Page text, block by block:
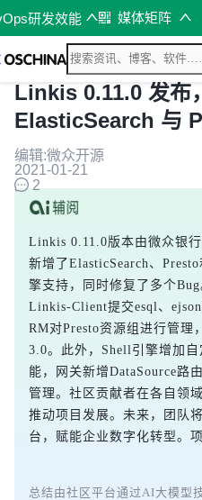
研发效能 媒体矩阵
Linkis 0.11.0 发布
ElasticSearch 与
编辑:微众开源
2021-01-21
2
Linkis 0.11.0版本由微众银行
新增了ElasticSearch、
擎支持，同时修复了多个
Linkis-Client提交esql、
RM对Presto资源组进行管理
3.0。此外，Shell引擎增加
能，网关新增DataSource路
管理。社区贡献者在各自领
推动项目发展。未来，团队
台，赋能企业数字化转型。
总结由社区平台通过AI大模型